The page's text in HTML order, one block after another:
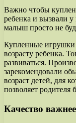
Важно чтобы
ребенка и вызвали
малыш просто не
Купленные игрушки
возрасту ребенка.
развиваться.
зарекомендовали
возраст детей, для
позволяет родителя
Качество